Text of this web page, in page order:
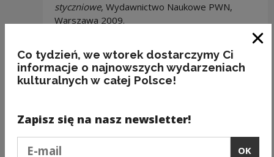
styczniowe, Wydawnictwo Naukowe PWN,
Warszawa 2009.
Recommended
Co tydzień, we wtorek dostarczymy Ci
informacje o najnowszych wydarzeniach
kulturalnych w całej Polsce!
Zapisz się na nasz newsletter!
OK